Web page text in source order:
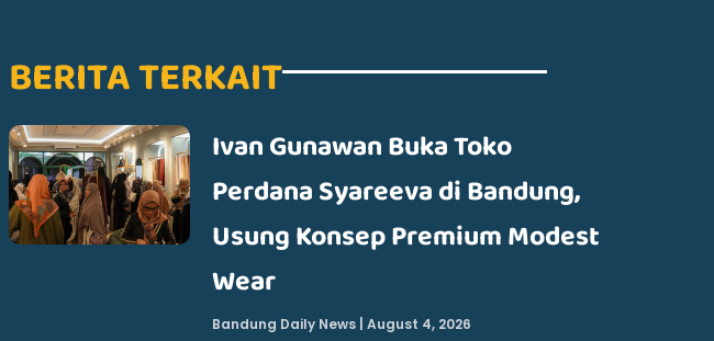
BERITA TERKAIT
Ivan Gunawan Buka Toko
Perdana Syareeva di Bandung,
Usung Konsep Premium Modest
Wear
Bandung Daily News August 4, 2026